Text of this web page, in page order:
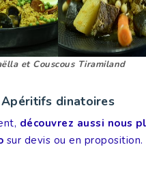
et Couscous Tiramiland
Apéritifs dinatoires
découvrez aussi nous
sur devis ou en proposition.